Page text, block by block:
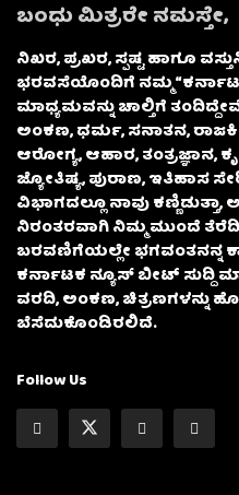
ಬಂಧು ಮಿತ್ರರೇ ನಮಸ್ತೇ,
ನಿಖರ, ಪ್ರಖರ, ಸ್ಪಷ್ಟ ಹಾಗೂ
ಭರವಸೆಯೊಂದಿಗೆ ನಮ್ಮ
ಮಾಧ್ಯಮವನ್ನು ಚಾಲ್ತಿಗೆ ತಂದಿದ್ದೇವೆ.
ಅಂಕಣ, ಧರ್ಮ, ಸನಾತನ,
ಆರೋಗ್ಯ, ಆಹಾರ, ತಂತ್ರಜ್ಞಾನ,
ಜ್ಯೋತಿಷ್ಯ, ಪುರಾಣ, ಇತಿಹಾಸ
ವಿಭಾಗದಲ್ಲೂ ನಾವು
ನಿರಂತರವಾಗಿ ನಿಮ್ಮ ಮುಂದೆ
ಬರವಣಿಗೆಯಲ್ಲೇ ಭಗವಂತನನ್ನ
ಕರ್ನಾಟಕ ನ್ಯೂಸ್ ಬೀಟ್ ಸುದ್ದಿ
ವರದಿ, ಅಂಕಣ, ಚಿತ್ರಣಗಳನ್ನು
ಬೆಸೆದುಕೊಂಡಿರಲಿದೆ.
Follow Us